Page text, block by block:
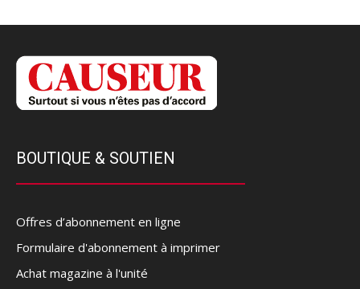
BOUTIQUE & SOUTIEN
Offres d’abonnement en ligne
Formulaire d'abonnement à imprimer
Achat magazine à l'unité